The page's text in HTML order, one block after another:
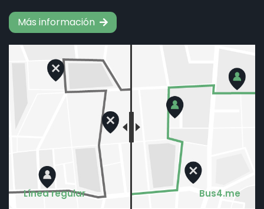
Más información
Línea regular Bus4.me